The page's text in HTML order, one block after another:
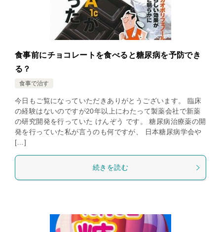
食事前にチョコレートを食べると糖尿病を予防でき
る？
食事で治す
今日もご覧になっていただきありがとうございます。 臨床
の経験はないのですが20年以上にわたって製薬会社で新薬
の研究開発を行っていた けんぞう です。 糖尿病治療薬の開
発を行っていた私が言うのも何ですが、 日本糖尿病学会や
[…]
続きを読む